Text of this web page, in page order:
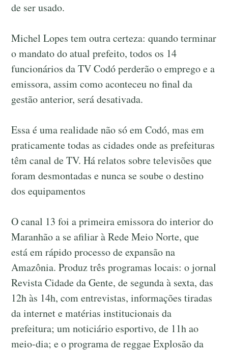
de ser usado.
Michel Lopes tem outra certeza: quando terminar
o mandato do atual prefeito, todos os 14
funcionários da TV Codó perderão o emprego e a
emissora, assim como aconteceu no final da
gestão anterior, será desativada.
Essa é uma realidade não só em Codó, mas em
praticamente todas as cidades onde as prefeituras
têm canal de TV. Há relatos sobre televisões que
foram desmontadas e nunca se soube o destino
dos equipamentos
O canal 13 foi a primeira emissora do interior do
Maranhão a se afiliar à Rede Meio Norte, que
está em rápido processo de expansão na
Amazônia. Produz três programas locais: o jornal
Revista Cidade da Gente, de segunda à sexta, das
12h às 14h, com entrevistas, informações tiradas
da internet e matérias institucionais da
prefeitura; um noticiário esportivo, de 11h ao
meio-dia; e o programa de reggae Explosão da